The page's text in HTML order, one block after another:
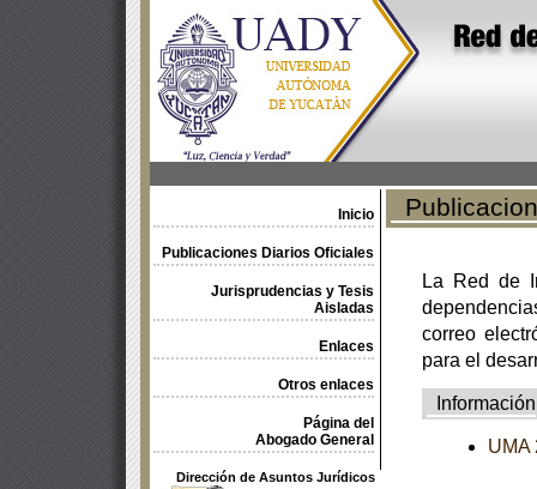
Inicio
Publicaciones Diarios Oficiales
Jurisprudencias y Tesis
Aisladas
Enlaces
Otros enlaces
Página del
Abogado General
Dirección de Asuntos Jurídicos
La Red de
correo
para el
Información
UMA